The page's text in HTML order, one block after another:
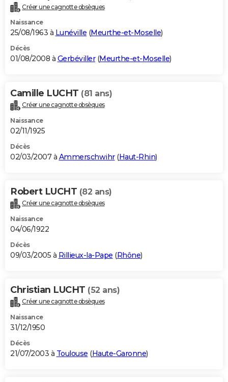
Créer une cagnotte obsèques
Naissance
25/08/1963 à Lunéville (Meurthe-et-Moselle)
Décès
01/08/2008 à Gerbéviller(Meurthe-et-Moselle)
Camille LUCHT (81 ans)
Créer une cagnotte obsèques
Naissance
02/11/1925
Décès
02/03/2007 à Ammerschwihr(Haut-Rhin)
Robert LUCHT (82 ans)
Créer une cagnotte obsèques
Naissance
04/06/1922
Décès
09/03/2005 à Rillieux-la-Pape (Rhône)
Christian LUCHT (52 ans)
Créer une cagnotte obsèques
Naissance
31/12/1950
Décès
21/07/2003 à Toulouse (Haute-Garonne)